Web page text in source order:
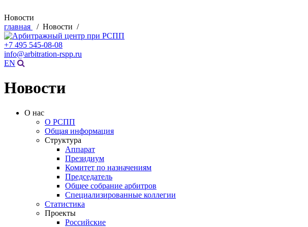
Новости
главная
/ Новости /
+7 495 545-08-08
info@arbitration-rspp.ru
EN
Новости
О нас
О РСПП
Общая информация
Структура
Аппарат
Президиум
Комитет по назначениям
Председатель
Общее собрание арбитров
Специализированные коллегии
Статистика
Проекты
Российские